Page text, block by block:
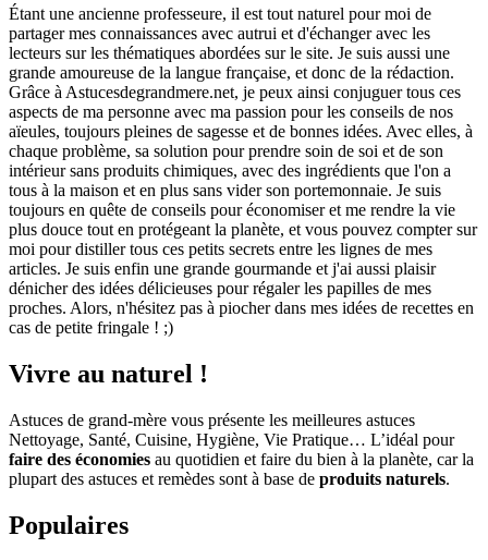
Étant une ancienne professeure, il est tout naturel pour moi de
partager mes connaissances avec autrui et d'échanger avec les
lecteurs sur les thématiques abordées sur le site. Je suis aussi une
grande amoureuse de la langue française, et donc de la rédaction.
Grâce à Astucesdegrandmere.net, je peux ainsi conjuguer tous ces
aspects de ma personne avec ma passion pour les conseils de nos
aïeules, toujours pleines de sagesse et de bonnes idées. Avec elles, à
chaque problème, sa solution pour prendre soin de soi et de son
intérieur sans produits chimiques, avec des ingrédients que l'on a
tous à la maison et en plus sans vider son portemonnaie. Je suis
toujours en quête de conseils pour économiser et me rendre la vie
plus douce tout en protégeant la planète, et vous pouvez compter sur
moi pour distiller tous ces petits secrets entre les lignes de mes
articles. Je suis enfin une grande gourmande et j'ai aussi plaisir
dénicher des idées délicieuses pour régaler les papilles de mes
proches. Alors, n'hésitez pas à piocher dans mes idées de recettes en
cas de petite fringale ! ;)
Vivre au naturel !
Astuces de grand-mère vous présente les meilleures astuces
Nettoyage, Santé, Cuisine, Hygiène, Vie Pratique… L’idéal pour
faire des économies au quotidien et faire du bien à la planète, car la
plupart des astuces et remèdes sont à base de produits naturels.
Populaires